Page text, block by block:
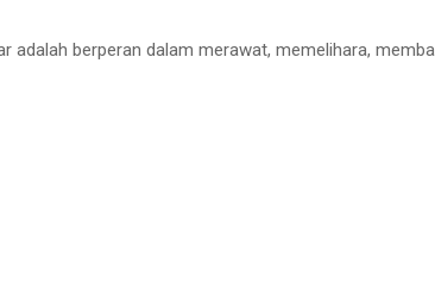
berperan dalam merawat, memelihara,